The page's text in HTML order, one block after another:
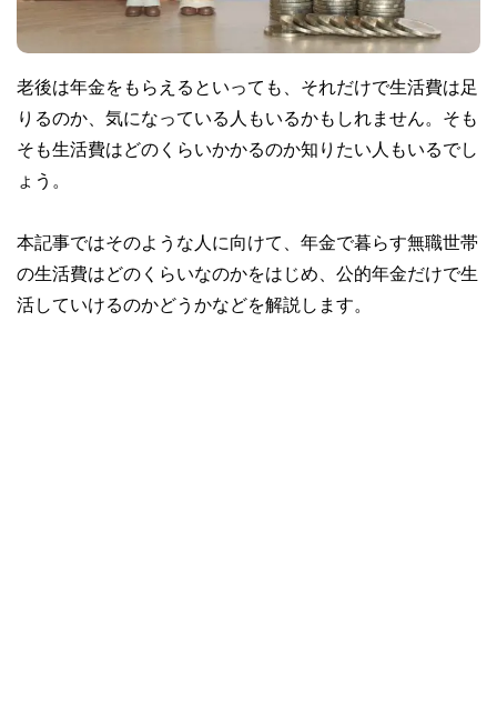
老後は年金をもらえるといっても、それだけで生活費は足
りるのか、気になっている人もいるかもしれません。そも
そも生活費はどのくらいかかるのか知りたい人もいるでし
ょう。
本記事ではそのような人に向けて、年金で暮らす無職世帯
の生活費はどのくらいなのかをはじめ、公的年金だけで生
活していけるのかどうかなどを解説します。